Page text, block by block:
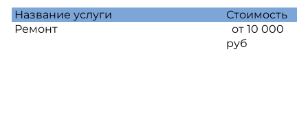
Название услуги
Стоимость
Ремонт
от 10 000
руб